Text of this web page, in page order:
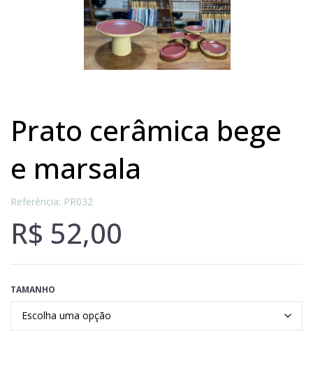
prato cerâmica bege
e marsala
Referência: PR032
R$ 52,00
TAMANHO